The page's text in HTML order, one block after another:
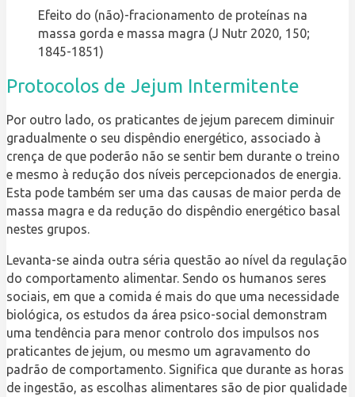
Efeito do (não)-fracionamento de proteínas na
massa gorda e massa magra (J Nutr 2020, 150;
1845-1851)
Protocolos de Jejum Intermitente
Por outro lado, os praticantes de jejum parecem diminuir
gradualmente o seu dispêndio energético, associado à
crença de que poderão não se sentir bem durante o treino
e mesmo à redução dos níveis percepcionados de energia.
Esta pode também ser uma das causas de maior perda de
massa magra e da redução do dispêndio energético basal
nestes grupos.
Levanta-se ainda outra séria questão ao nível da regulação
do comportamento alimentar. Sendo os humanos seres
sociais, em que a comida é mais do que uma necessidade
biológica, os estudos da área psico-social demonstram
uma tendência para menor controlo dos impulsos nos
praticantes de jejum, ou mesmo um agravamento do
padrão de comportamento. Significa que durante as horas
de ingestão, as escolhas alimentares são de pior qualidade